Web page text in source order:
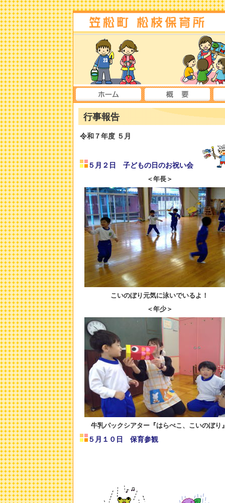
行事報告
令和７年度 ５月
５月２日 子どもの日のお祝い会
＜年長＞
こいのぼり元気に泳いでいるよ！
＜年少＞
牛乳パックシアター『はらぺこ、こいのぼり
５月１０日 保育参観